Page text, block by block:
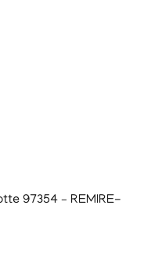
97354 – REMIRE-